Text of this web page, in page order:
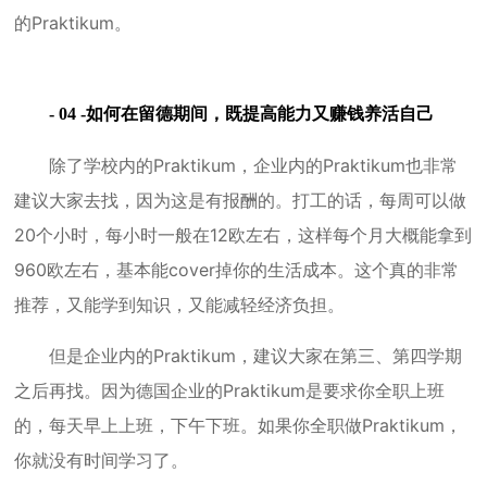
的Praktikum。
- 04 -如何在留德期间，既提高能力又赚钱养活自己
除了学校内的Praktikum，企业内的Praktikum也非常
建议大家去找，因为这是有报酬的。打工的话，每周可以做
20个小时，每小时一般在12欧左右，这样每个月大概能拿到
960欧左右，基本能cover掉你的生活成本。这个真的非常
推荐，又能学到知识，又能减轻经济负担。
但是企业内的Praktikum，建议大家在第三、第四学期
之后再找。因为德国企业的Praktikum是要求你全职上班
的，每天早上上班，下午下班。如果你全职做Praktikum，
你就没有时间学习了。